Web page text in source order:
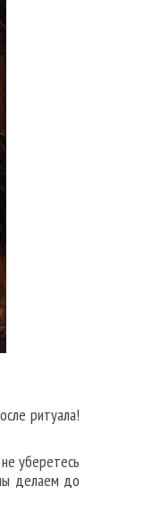
ритуала!
уберетесь
делаем до